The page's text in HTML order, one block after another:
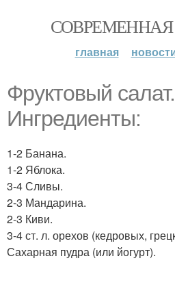
главная
Фруктовый салат.
Ингредиенты:
1-2 Банана.
1-2 Яблока.
3-4 Сливы.
2-3 Мандарина.
2-3 Киви.
3-4 ст. л. орехов (кедровых,
Сахарная пудра (или йогурт).